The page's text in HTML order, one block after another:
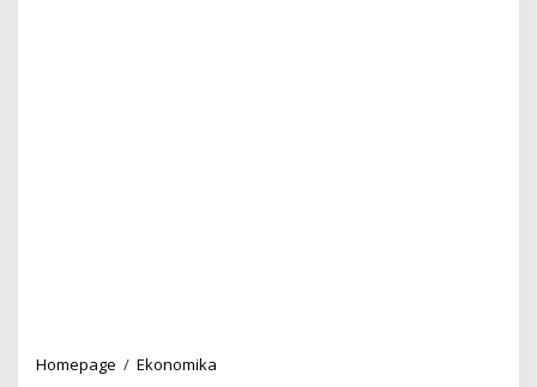
Homepage / Ekonomika